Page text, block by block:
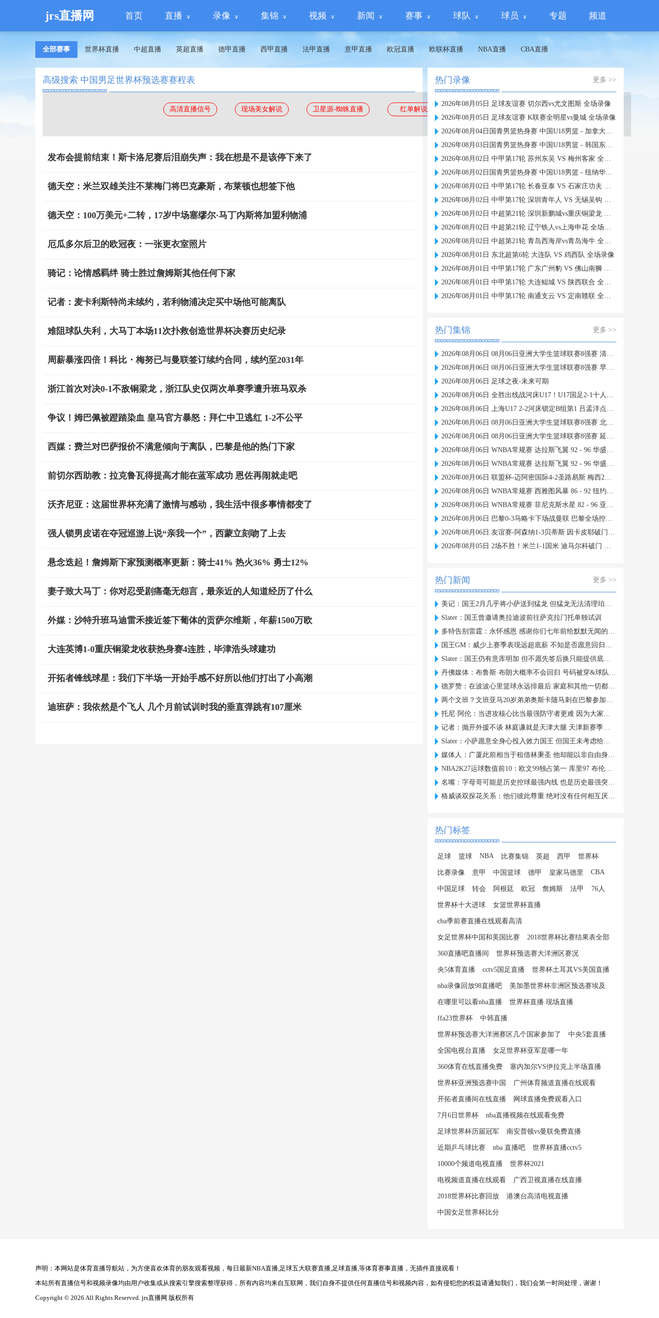
jrs直播网 首页 直播 录像 集锦 视频 新闻 赛事 球队 球员 专题 频道
全部赛事 世界杯直播 中超直播 英超直播 德甲直播 西甲直播 法甲直播 意甲直播 欧冠直播 欧联杯直播 NBA直播 CBA直播
高级搜索 中国男足世界杯预选赛赛程表
高清直播信号 现场美女解说 卫星源-蜘蛛直播 红单解说 蜘蛛直播
发布会提前结束！斯卡洛尼赛后泪崩失声：我在想是不是该停下来了
德天空：米兰双雄关注不莱梅门将巴克豪斯，布莱顿也想签下他
德天空：100万美元+二转，17岁中场塞缪尔·马丁内斯将加盟利物浦
厄瓜多尔后卫的欧冠夜：一张更衣室照片
骑记：论情感羁绊 骑士胜过詹姆斯其他任何下家
记者：麦卡利斯特尚未续约，若利物浦决定买中场他可能离队
难阻球队失利，大马丁本场11次扑救创造世界杯决赛历史纪录
周薪暴涨四倍！科比・梅努已与曼联签订续约合同，续约至2031年
浙江首次对决0-1不敌铜梁龙，浙江队史仅两次单赛季遭升班马双杀
争议！姆巴佩被蹬踏染血 皇马官方暴怒：拜仁中卫逃红 1-2不公平
西媒：费兰对巴萨报价不满意倾向于离队，巴黎是他的热门下家
前切尔西助教：拉克鲁瓦得提高才能在蓝军成功 恩佐再闹就走吧
沃齐尼亚：这届世界杯充满了激情与感动，我生活中很多事情都变了
强人锁男皮诺在夺冠巡游上说“亲我一个”，西蒙立刻吻了上去
悬念迭起！詹姆斯下家预测概率更新：骑士41% 热火36% 勇士12%
妻子致大马丁：你对忍受剧痛毫无怨言，最亲近的人知道经历了什么
外媒：沙特升班马迪雷禾接近签下葡体的贡萨尔维斯，年薪1500万欧
大连英博1-0重庆铜梁龙收获热身赛4连胜，毕津浩头球建功
开拓者锋线球星：我们下半场一开始手感不好所以他们打出了小高潮
迪班萨：我依然是个飞人 几个月前试训时我的垂直弹跳有107厘米
热门录像 更多 >>
2026年08月05日 足球友谊赛 切尔西vs尤文图斯 全场录像
2026年08月05日 足球友谊赛 K联赛全明星vs曼城 全场录像
2026年08月04日国青男篮热身赛 中国U18男篮 - 加拿大大卫·安篮球学院 全场录像
2026年08月03日国青男篮热身赛 中国U18男篮 - 韩国东国大学 全场录像
2026年08月02日 中甲第17轮 苏州东吴 VS 梅州客家 全场录像
2026年08月02日国青男篮热身赛 中国U18男篮 - 纽纳华丁闪电队 全场录像
2026年08月02日 中甲第17轮 长春亚泰 VS 石家庄功夫 全场录像
2026年08月02日 中甲第17轮 深圳青年人 VS 无锡吴钩 全场录像
2026年08月02日 中超第21轮 深圳新鹏城vs重庆铜梁龙 全场录像
2026年08月02日 中超第21轮 辽宁铁人vs上海申花 全场录像
2026年08月02日 中超第21轮 青岛西海岸vs青岛海牛 全场录像
2026年08月01日 东北超第6轮 大连队 VS 鸡西队 全场录像
2026年08月01日 中甲第17轮 广东广州豹 VS 佛山南狮 全场录像
2026年08月01日 中甲第17轮 大连鲲城 VS 陕西联合 全场录像
2026年08月01日 中甲第17轮 南通支云 VS 定南赣联 全场录像
热门集锦 更多 >>
2026年08月06日 08月06日亚洲大学生篮球联赛8强赛 清华大学 85 - 81 菲律宾大学 集锦
2026年08月06日 08月06日亚洲大学生篮球联赛8强赛 早稻田大学 78 - 71 高丽大学 集锦
2026年08月06日 足球之夜-未来可期
2026年08月06日 全胜出线战河床U17！U17国足2-1十人药厂U17 赵松源登场1分钟传射
2026年08月06日 上海U17 2-2河床锁定B组第1 吕孟洋点射阿布力米破门 将战A组第2
2026年08月06日 08月06日亚洲大学生篮球联赛8强赛 北京大学 77 - 79 上海交通大学 集锦
2026年08月06日 08月06日亚洲大学生篮球联赛8强赛 延世大学 67 - 72 政治大学 集锦
2026年08月06日 WNBA常规赛 达拉斯飞翼 92 - 96 华盛顿神秘人 全场集锦
2026年08月06日 WNBA常规赛 达拉斯飞翼 92 - 96 华盛顿神秘人 全场集锦
2026年08月06日 联盟杯-迈阿密国际4-2圣路易斯 梅西2射1传 阿伦助攻戴帽
2026年08月06日 WNBA常规赛 西雅图风暴 86 - 92 纽约自由人 全场集锦
2026年08月06日 WNBA常规赛 菲尼克斯水星 82 - 96 亚特兰大梦想 全场集锦
2026年08月06日 巴黎0-3马略卡下场战曼联 巴黎全场控球近6成+8射3正未果
2026年08月06日 友谊赛-阿森纳1-3贝蒂斯 因卡皮耶破门难救主 福纳尔斯1射2传
2026年08月05日 2场不胜！米兰1-1国米 迪马尔科破门 恩昆库造点+点射拉莫斯登场
热门新闻 更多 >>
美记：国王2月几乎将小萨送到猛龙 但猛龙无法清理珀尔特尔而告吹
Slater：国王曾邀请奥拉迪波前往萨克拉门托单独试训
多特告别雷霆：永怀感恩 感谢你们七年前给默默无闻的我一次机会
国王GM：威少上赛季表现远超底薪 不知是否愿意回归扮演更小角色
Slater：国王仍有意库明加 但不愿先签后换只能提供底薪 谈判停滞
丹佛媒体：布鲁斯·布朗大概率不会回归 号码被穿&球队总薪资过高
德罗赞：在波波心里篮球永远排最后 家庭和其他一切都在篮球之前
两个文班？文班亚马20岁弟弟奥斯卡随马刺在巴黎参加训练
托尼·阿伦：当进攻核心比当最强防守者更难 因为大家一直研究你
记者：抛开外援不谈 林庭谦就是天津大腿 天津新赛季有点难
Slater：小萨愿意全身心投入效力国王 但国王未考虑给他提供新约
媒体人：广厦此前相当于租借林秉圣 他却能以非自由身参加CBA选秀
NBA2K27运球数值前10：欧文99独占第一 库里97 布伦森&SGA96
名嘴：字母哥可能是历史控球最强内线 也是历史最强突破型大个子
格威谈双探花关系：他们彼此尊重 绝对没有任何相互厌恶的情绪
热门标签
足球 篮球 NBA 比赛集锦 英超 西甲 世界杯
比赛录像 意甲 中国篮球 德甲 皇家马德里 CBA
中国足球 转会 阿根廷 欧冠 詹姆斯 法甲 76人
世界杯十大进球 女篮世界杯直播
cba季前赛直播在线观看高清
女足世界杯中国和美国比赛 2018世界杯比赛结果表全部
360直播吧直播间 世界杯预选赛大洋洲区赛况
央5体育直播 cctv5国足直播 世界杯土耳其VS美国直播
nba录像回放98直播吧 美加墨世界杯非洲区预选赛埃及
在哪里可以看nba直播 世界杯直播 现场直播
ffa23世界杯 中韩直播
世界杯预选赛大洋洲赛区几个国家参加了 中央5套直播
全国电视台直播 女足世界杯亚军是哪一年
360体育在线直播免费 塞内加尔VS伊拉克上半场直播
世界杯亚洲预选赛中国 广州体育频道直播在线观看
开拓者直播间在线直播 网球直播免费观看入口
7月6日世界杯 nba直播视频在线观看免费
足球世界杯历届冠军 南安普顿vs曼联免费直播
近期乒乓球比赛 nba 直播吧 世界杯直播cctv5
10000个频道电视直播 世界杯2021
电视频道直播在线观看 广西卫视直播在线直播
2018世界杯比赛回放 港澳台高清电视直播
中国女足世界杯比分
声明：本网站是体育直播导航站，为方便喜欢体育的朋友观看视频，每日最新NBA直播,足球五大联赛直播,足球直播,等体育赛事直播，无插件直接观看！
本站所有直播信号和视频录像均由用户收集或从搜索引擎搜索整理获得，所有内容均来自互联网，我们自身不提供任何直播信号和视频内容，如有侵犯您的权益请通知我们，我们会第一时间处理，谢谢！
Copyright © 2026 All Rights Reserved. jrs直播网 版权所有